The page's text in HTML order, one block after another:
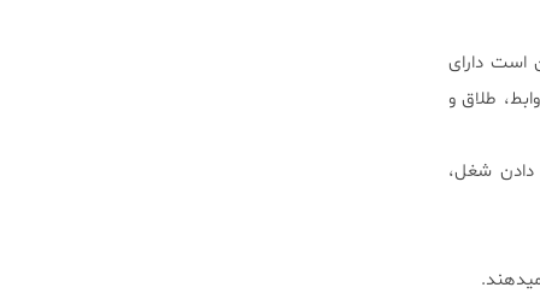
است دارای
طلاق و
شغل،